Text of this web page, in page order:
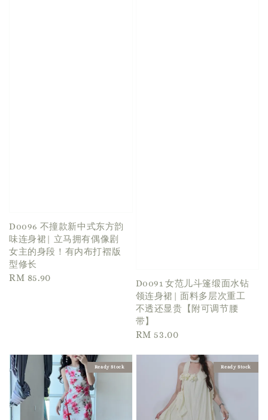
D0096 不撞款新中式东方韵
味连身裙| 立马拥有偶像剧
女主的身段！有内布打褶版
型修长
Regular
RM 85.90
D0091 女范儿斗篷缎面水钻
领连身裙| 面料多层次重工
不透还显贵【附可调节腰
带】
Regular
RM 53.00
Ready Stock Ready Stock